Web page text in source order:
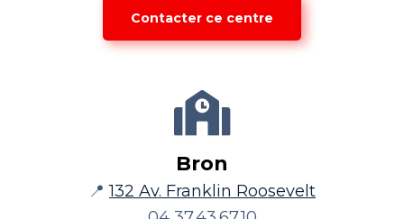
Contacter ce centre
Bron
📍132 Av. Franklin Roosevelt